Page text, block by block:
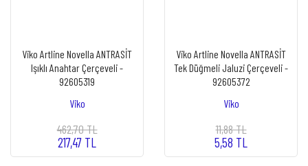
Viko Artline Novella ANTRASİT
Işıklı Anahtar Çerçeveli -
92605319
Viko
462,70 TL
217,47 TL
Viko Artline Novella ANTRASİT
Tek Düğmeli Jaluzi Çerçeveli -
92605372
Viko
11,88 TL
5,58 TL